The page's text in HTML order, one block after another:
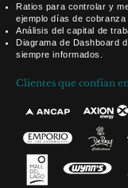
Ratios para controlar y
ejemplo días de
Análisis del capital de
Diagrama de Dashboard
siempre informados.
Clientes que confían